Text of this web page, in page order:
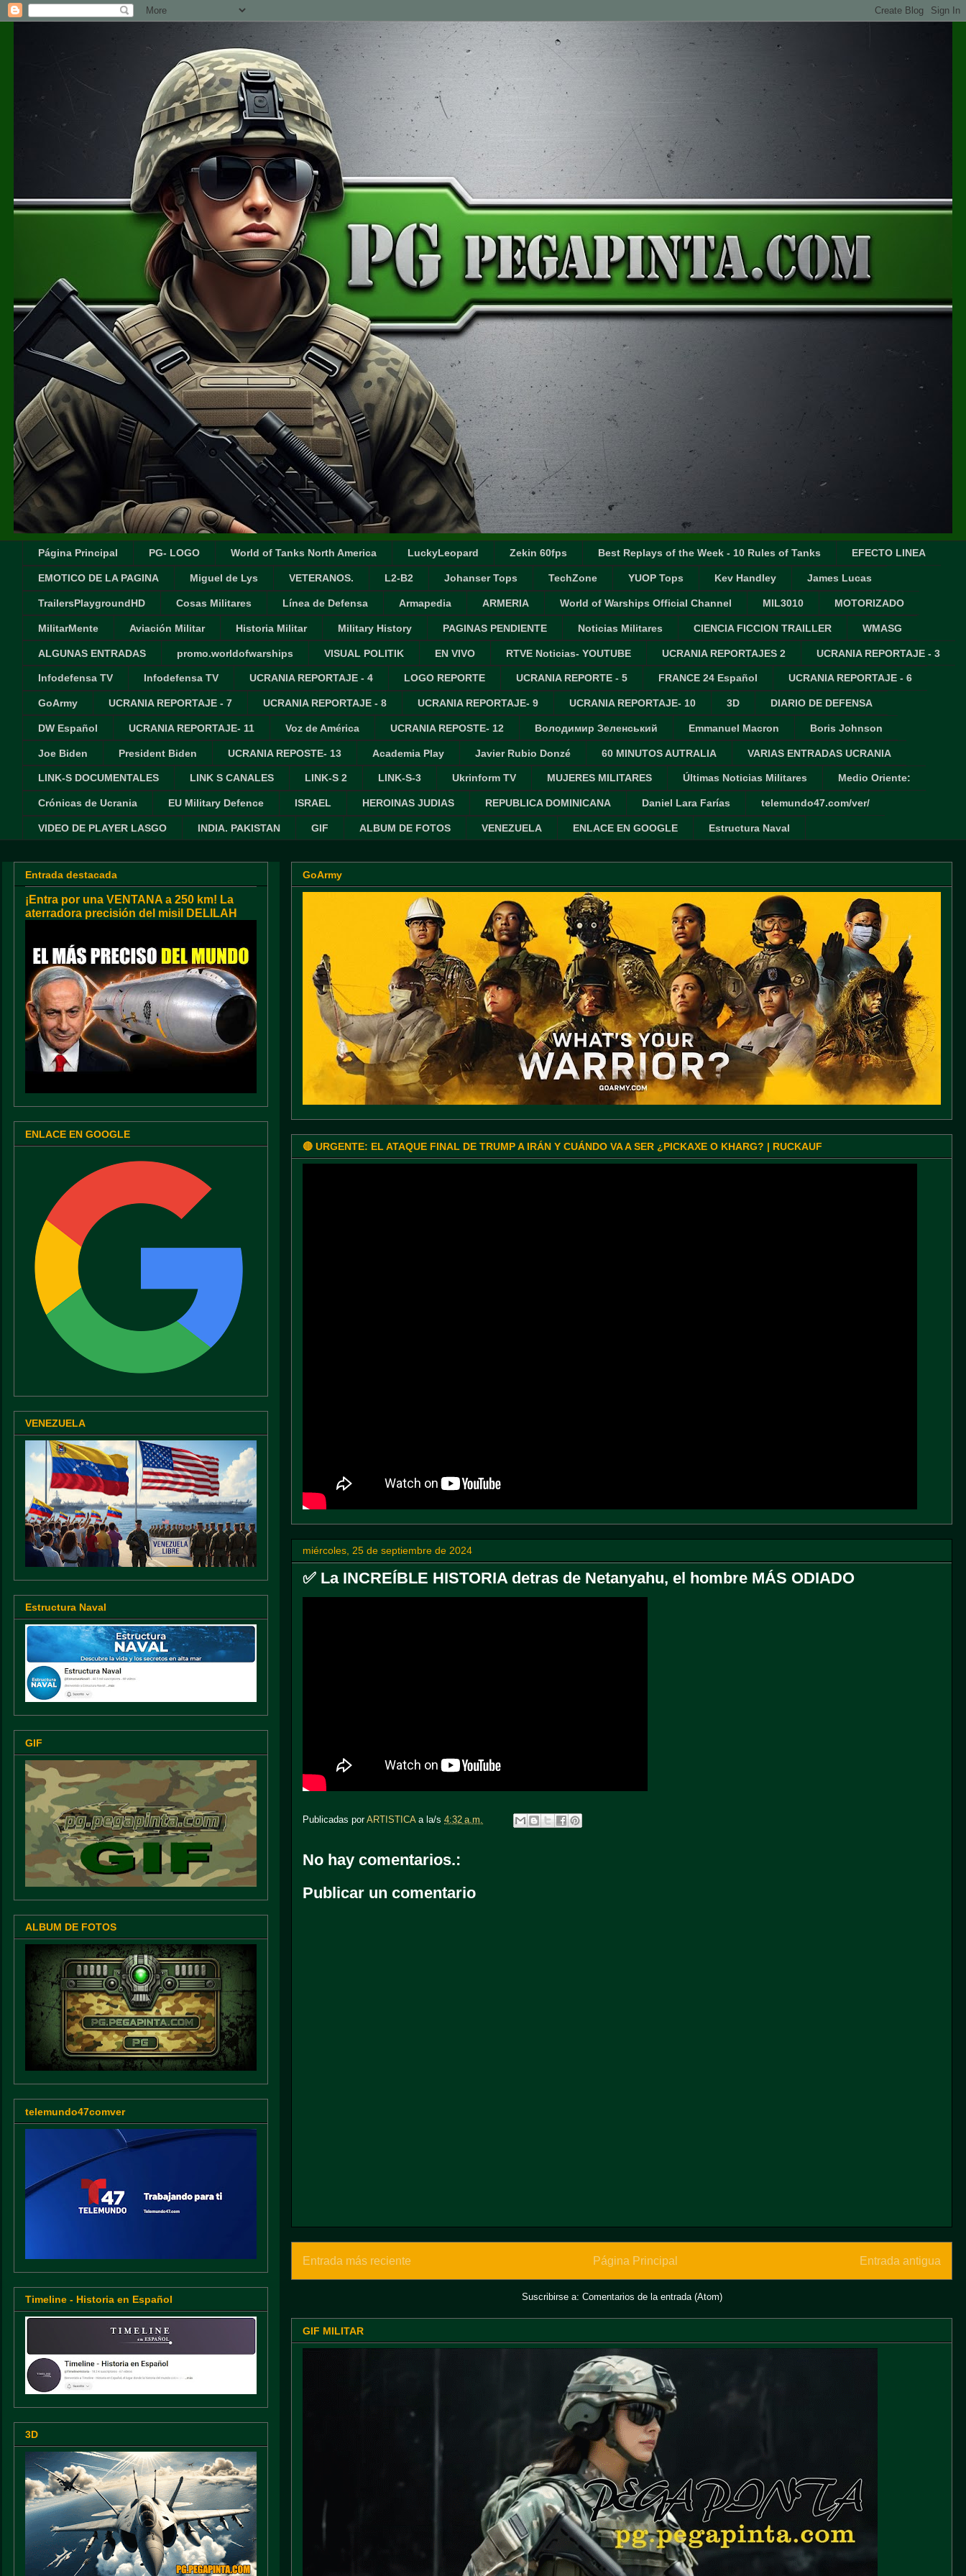
Página Principal PG- LOGO World of Tanks North America LuckyLeopard Zekin 60fps Best Replays of the Week - 10 Rules of Tanks EFECTO LINEA
EMOTICO DE LA PAGINA Miguel de Lys VETERANOS. L2-B2 Johanser Tops TechZone YUOP Tops Kev Handley James Lucas
TrailersPlaygroundHD Cosas Militares Línea de Defensa Armapedia ARMERIA World of Warships Official Channel MIL3010 MOTORIZADO
MilitarMente Aviación Militar Historia Militar Military History PAGINAS PENDIENTE Noticias Militares CIENCIA FICCION TRAILLER WMASG
ALGUNAS ENTRADAS promo.worldofwarships VISUAL POLITIK EN VIVO RTVE Noticias- YOUTUBE UCRANIA REPORTAJES 2 UCRANIA REPORTAJE - 3
Infodefensa TV Infodefensa TV UCRANIA REPORTAJE - 4 LOGO REPORTE UCRANIA REPORTE - 5 FRANCE 24 Español UCRANIA REPORTAJE - 6
GoArmy UCRANIA REPORTAJE - 7 UCRANIA REPORTAJE - 8 UCRANIA REPORTAJE- 9 UCRANIA REPORTAJE- 10 3D DIARIO DE DEFENSA
DW Español UCRANIA REPORTAJE- 11 Voz de América UCRANIA REPOSTE- 12 Володимир Зеленський Emmanuel Macron Boris Johnson
Joe Biden President Biden UCRANIA REPOSTE- 13 Academia Play Javier Rubio Donzé 60 MINUTOS AUTRALIA VARIAS ENTRADAS UCRANIA
LINK-S DOCUMENTALES LINK S CANALES LINK-S 2 LINK-S-3 Ukrinform TV MUJERES MILITARES Últimas Noticias Militares Medio Oriente:
Crónicas de Ucrania EU Military Defence ISRAEL HEROINAS JUDIAS REPUBLICA DOMINICANA Daniel Lara Farías telemundo47.com/ver/
VIDEO DE PLAYER LASGO INDIA. PAKISTAN GIF ALBUM DE FOTOS VENEZUELA ENLACE EN GOOGLE Estructura Naval
GoArmy
🔴 URGENTE: EL ATAQUE FINAL DE TRUMP A IRÁN Y CUÁNDO VA A SER ¿PICKAXE O KHARG? | RUCKAUF
miércoles, 25 de septiembre de 2024
✅ La INCREÍBLE HISTORIA detras de Netanyahu, el hombre MÁS ODIADO
Publicadas porARTISTICA a la/s 4:32 a.m.
No hay comentarios.:
Publicar un comentario
Entrada más reciente Entrada antigua
Página Principal
Suscribirse a: Comentarios de la entrada (Atom)
GIF MILITAR
Entrada destacada
¡Entra por una VENTANA a 250 km! La
aterradora precisión del misil DELILAH
ENLACE EN GOOGLE
VENEZUELA
Estructura Naval
GIF
ALBUM DE FOTOS
telemundo47comver
Timeline - Historia en Español
3D